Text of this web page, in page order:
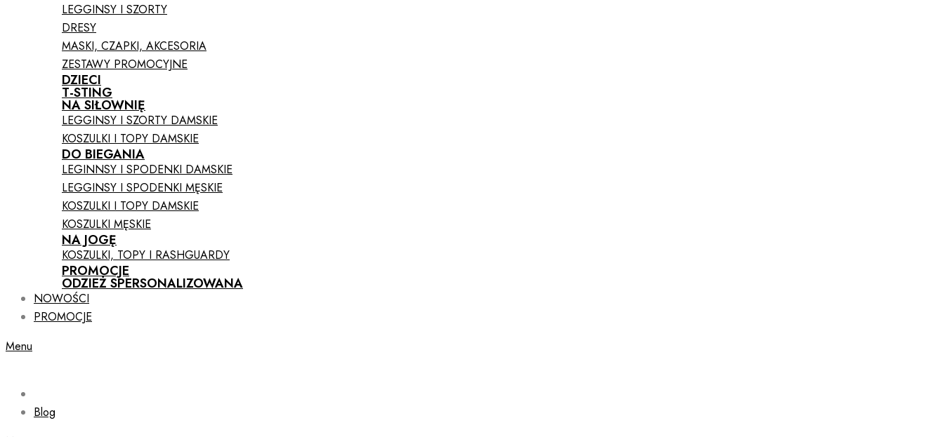
LEGGINSY I SZORTY
DRESY
MASKI, CZAPKI, AKCESORIA
ZESTAWY PROMOCYJNE
DZIECI
T-STING
NA SIŁOWNIĘ
LEGGINSY I SZORTY DAMSKIE
KOSZULKI I TOPY DAMSKIE
DO BIEGANIA
LEGINNSY I SPODENKI DAMSKIE
LEGGINSY I SPODENKI MĘSKIE
KOSZULKI I TOPY DAMSKIE
KOSZULKI MĘSKIE
NA JOGĘ
KOSZULKI, TOPY I RASHGUARDY
PROMOCJE
ODZIEŻ SPERSONALIZOWANA
NOWOŚCI
PROMOCJE
Menu
Blog